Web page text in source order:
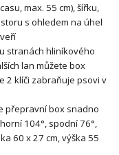
max. 55 cm), šířku,
s ohledem na úhel
stranách hliníkového
lan můžete box
2 klíči zabraňuje psovi v
přepravní box snadno
104°, spodní 76°,
60 x 27 cm, výška 55